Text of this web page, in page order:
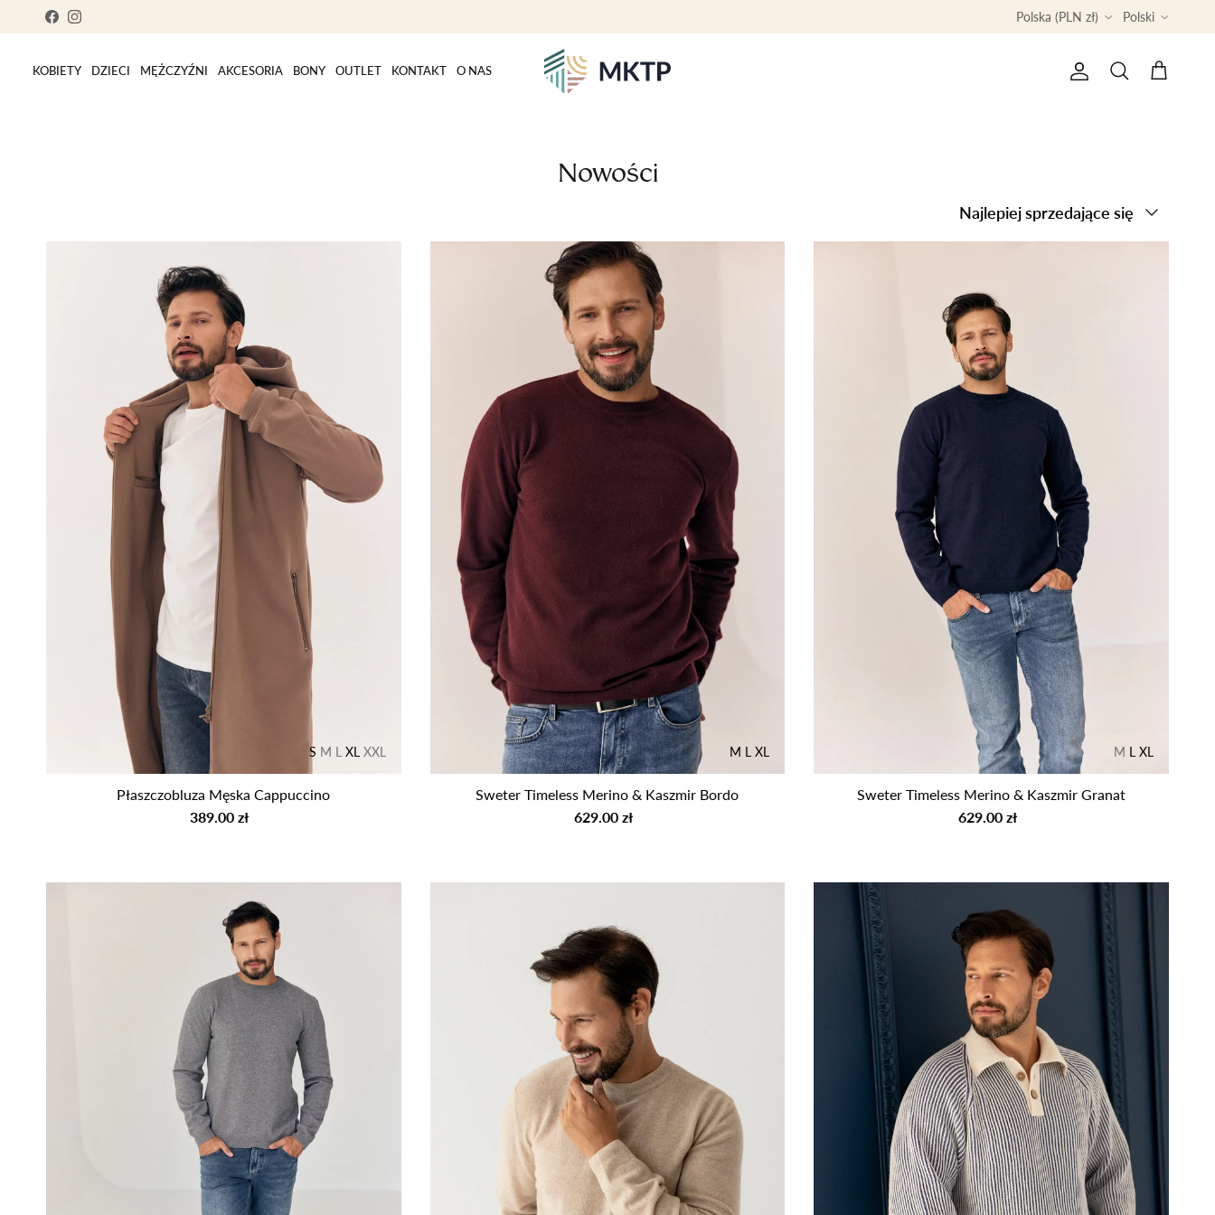
Skip to content
FacebookInstagram
Country/Region
Polska (PLN zł)
Language
Polski
KOBIETY DZIECI MĘŻCZYŹNI AKCESORIA BONY OUTLET KONTAKT O NAS
KontoSzukaj Koszyk
Nowości
Sortuj według
Najlepiej sprzedające się
S M L XL XXL
Płaszczobluza Męska Cappuccino
389.00 zł
M L XL
Sweter Timeless Merino & Kaszmir Bordo
629.00 zł
M L XL
Sweter Timeless Merino & Kaszmir Granat
629.00 zł